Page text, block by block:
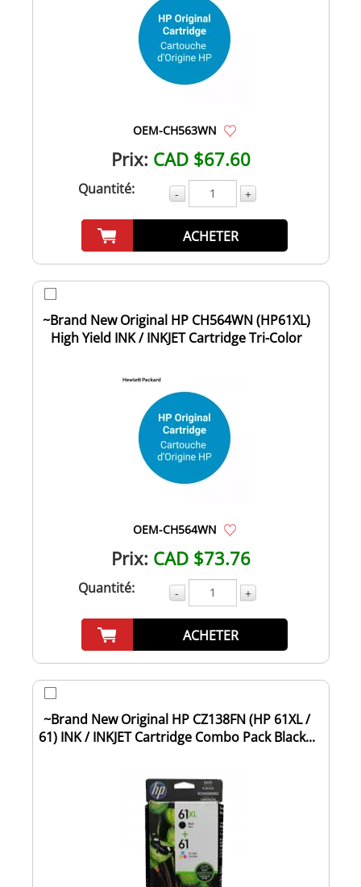
OEM-CH563WN
Prix: CAD $67.60
Quantité: - +
ACHETER
~Brand New Original HP CH564WN (HP61XL)
High Yield INK / INKJET Cartridge Tri-Color
OEM-CH564WN
Prix: CAD $73.76
Quantité: - +
ACHETER
~Brand New Original HP CZ138FN (HP 61XL /
61) INK / INKJET Cartridge Combo Pack Black...